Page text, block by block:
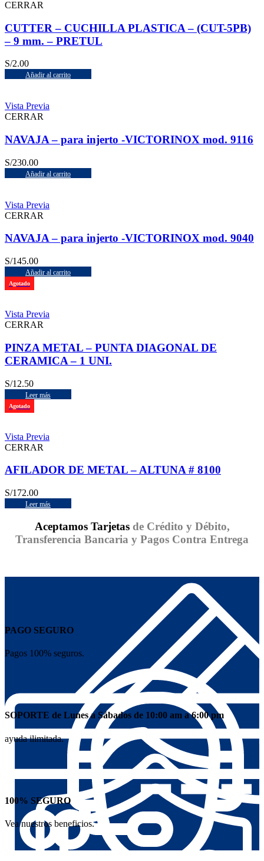
CERRAR
CUTTER – CUCHILLA PLASTICA – (CUT-5PB)
– 9 mm. – PRETUL
S/2.00
Añadir al carrito
Vista Previa
CERRAR
NAVAJA – para injerto -VICTORINOX mod. 9116
S/230.00
Añadir al carrito
Vista Previa
CERRAR
NAVAJA – para injerto -VICTORINOX mod. 9040
S/145.00
Añadir al carrito
Agotado
Vista Previa
CERRAR
PINZA METAL – PUNTA DIAGONAL DE
CERAMICA – 1 UNI.
S/12.50
Leer más
Agotado
Vista Previa
CERRAR
AFILADOR DE METAL – ALTUNA # 8100
S/172.00
Leer más
Aceptamos Tarjetas de Crédito y Débito,
Transferencia Bancaria y Pagos Contra Entrega
PAGO SEGURO
Pagos 100% seguros.
SOPORTE de Lunes a Sábados de 10:00 am a 6:00 pm
ayuda ilimitada.
100% SEGURO
Vea nuestros beneficios.